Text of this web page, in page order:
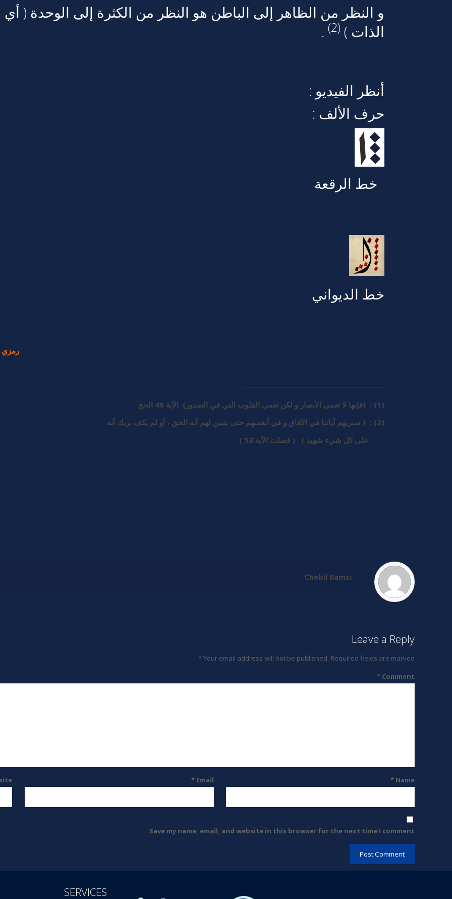
و النظر من الظاهر إلى الباطن هو النظر من الكثرة إلى الوحدة (
الذات ) (2)
.
أنظر الفيديو :
حرف الألف :
خط الرقعة
خط الديواني
رمزي
—————————————————————–
(1) : (فإنها لا تعمى الأبصار و لكن تعمى القلوب التي في الصدور) الآية 46 الحج
(2) : (
سنريهم آياتنا في الآفاق و في أنفسهم حتى يتبين لهم أنه الحق ، أو لم يكف بربك أنه
على كل شيء شهيد ) ( فصلت الآية 53 )
Chebil Ramzi
Leave a Reply
Your email address will not be published. Required fields are marked
*
Comment
*
Name
*
Email
*
Save my name, email, and website in this browser for the next time I comment.
SERVICES